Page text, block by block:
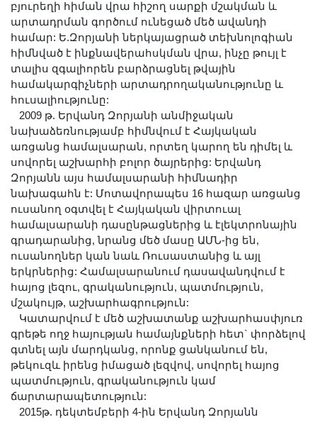
բյուրեղի հիման վրա հիշող սարքի մշակման և
արտադրման գործում ունեցած մեծ ավանդի
համար: Ե.Զորյանի ներկայացրած տեխնոլոգիան
հիմնված է ինքնավերահսկման վրա, ինչը թույլ է
տալիս զգալիորեն բարձրացնել թվային
համակարգիչների արտադրողականությունը և
հուսալիությունը:
2009 թ. Երվանդ Զորյանի անմիջական
նախաձեռնությամբ հիմնվում է Հայկական
առցանց համալսարան, որտեղ կարող են դիմել և
սովորել աշխարհի բոլոր ծայրերից: Երվանդ
Զորյանն այս համալսարանի հիմնադիր
նախագահն է: Մոտավորապես 16 հազար առցանց
ուսանող օգտվել է Հայկական վիրտուալ
համալսարանի դասընթացներից և էլեկտրոնային
գրադարանից, նրանց մեծ մասը ԱՄՆ-ից են,
ուսանողներ կան նաև Ռուսաստանից և այլ
երկրներից: Համալսարանում դասավանդվում է
հայոց լեզու, գրականություն, պատմություն,
մշակույթ, աշխարհագրություն:
Կատարվում է մեծ աշխատանք աշխարհասփյուռ
գրեթե ողջ հայության համայնքների հետ` փորձելով
գտնել այն մարդկանց, որոնք ցանկանում են,
թեկուզև իրենց իմացած լեզվով, սովորել հայոց
պատմություն, գրականություն կամ
ճարտարապետություն:
2015թ. դեկտեմբերի 4-ին Երվանդ Զորյանն